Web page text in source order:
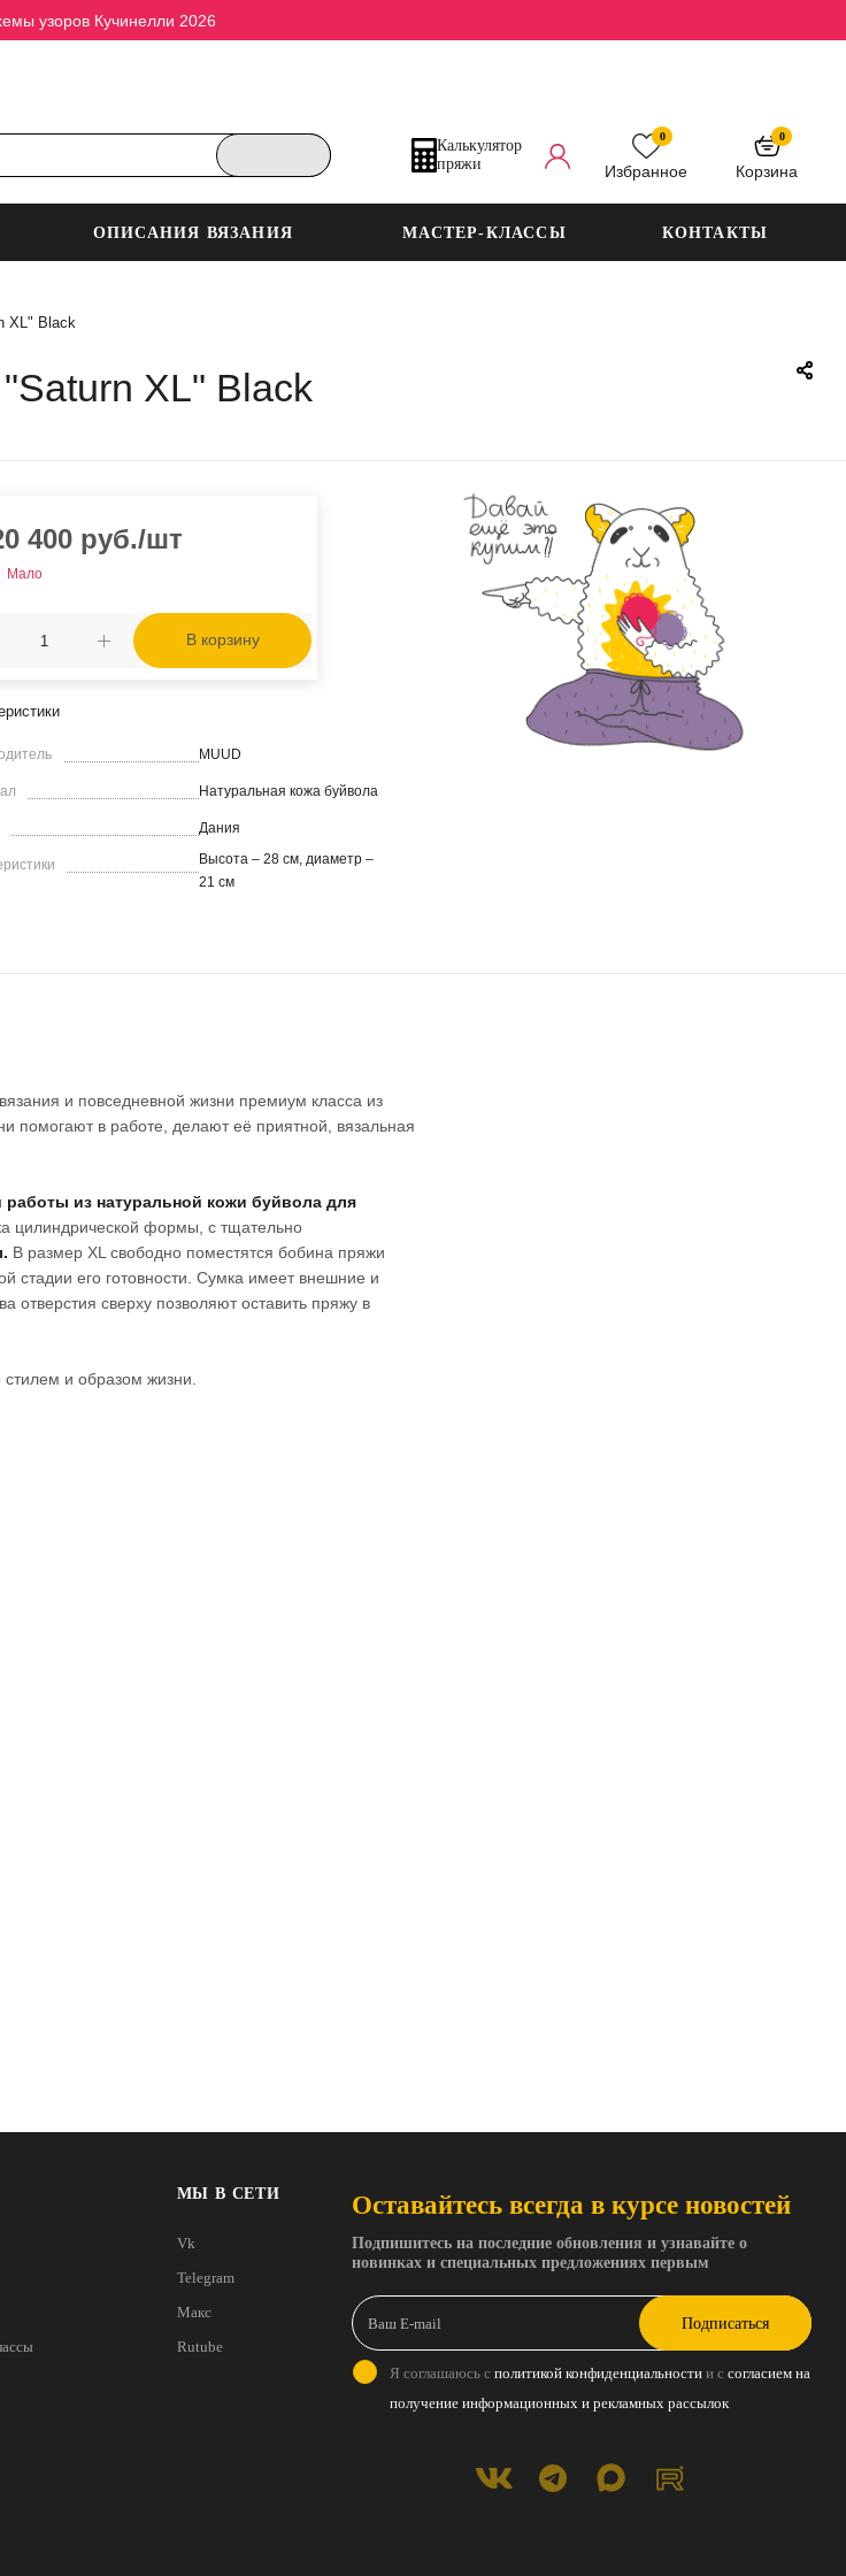
узоров Кучинелли 2026
Калькулятор
пряжи
Избранное
0
Корзина
0
ОПИСАНИЯ ВЯЗАНИЯ МАСТЕР-КЛАССЫ КОНТАКТЫ
XL" Black
XL" Black
400 руб./шт
Мало
В корзину
MUUD
Натуральная кожа буйвола
Дания
Высота – 28 см, диаметр –
21 см
и повседневной жизни премиум класса из
помогают в работе, делают её приятной, вязальная
работы из натуральной кожи буйвола для
цилиндрической формы, с тщательно
В размер XL свободно поместятся бобина пряжи
стадии его готовности. Сумка имеет внешние и
отверстия сверху позволяют оставить пряжу в
и образом жизни.
МЫ В СЕТИ
Vk
Telegram
Макс
Rutube
Оставайтесь всегда в курсе новостей
Подпишитесь на последние обновления и узнавайте о
новинках и специальных предложениях первым
Подписаться
Я соглашаюсь с политикой конфиденциальности и с согласием на
получение информационных и рекламных рассылок